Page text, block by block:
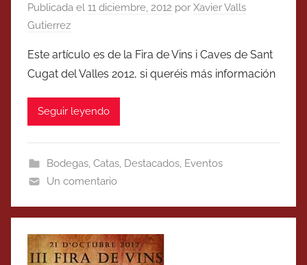
Publicada el 11 diciembre, 2012 por Xavier Valls
Gutierrez
Este artículo es de la Fira de Vins i Caves de Sant
Cugat del Valles 2012, si queréis más información
Seguir leyendo
Bodegas, Catas, Destacados, Eventos
Un comentario